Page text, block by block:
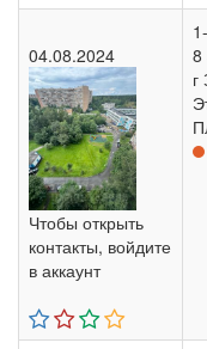
04.08.2024
Чтобы открыть
контакты, войдите
в аккаунт
8
г